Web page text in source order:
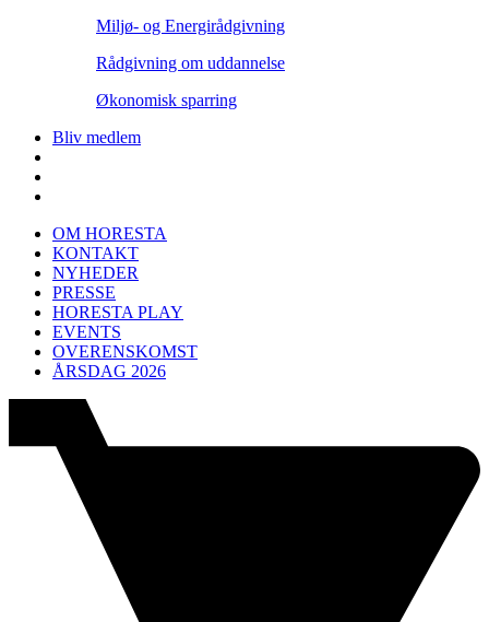
Miljø- og Energirådgivning
Rådgivning om uddannelse
Økonomisk sparring
Bliv medlem
OM HORESTA
KONTAKT
NYHEDER
PRESSE
HORESTA PLAY
EVENTS
OVERENSKOMST
ÅRSDAG 2026